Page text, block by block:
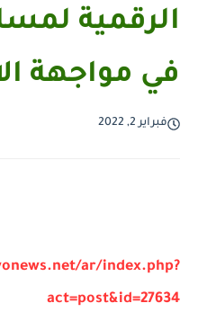
الرقمية
في مواجهة
فبراير 2, 2022
ar/index.php?
act=post&id=27634